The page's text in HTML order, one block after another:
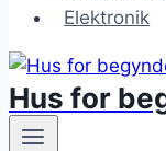
Elektronik
Hus for